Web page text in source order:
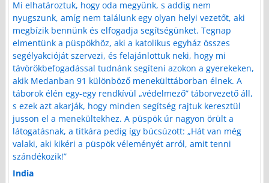
Mi elhatároztuk, hogy oda megyünk, s addig nem
nyugszunk, amíg nem találunk egy olyan helyi vezetőt, aki
megbízik bennünk és elfogadja segítségünket. Tegnap
elmentünk a püspökhöz, aki a katolikus egyház összes
segélyakcióját szervezi, és felajánlottuk neki, hogy mi
távörökbefogadással tudnánk segíteni azokon a gyerekeken,
akik Medanban 91 különböző menekülttáborban élnek. A
táborok élén egy-egy rendkívül „védelmező” táborvezető áll,
s ezek azt akarják, hogy minden segítség rajtuk keresztül
jusson el a menekültekhez. A püspök úr nagyon örült a
látogatásnak, a titkára pedig így búcsúzott: „Hát van még
valaki, aki kikéri a püspök véleményét arról, amit tenni
szándékozik!”
India